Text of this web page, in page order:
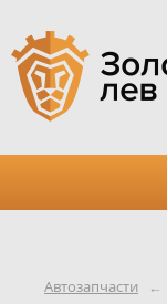
Автозапчасти ←